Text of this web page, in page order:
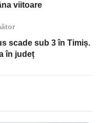
viitoare
scade sub 3 în Timiș.
în județ